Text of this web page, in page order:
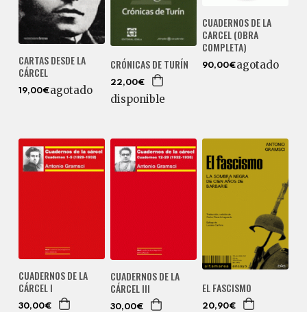
CARTAS DESDE LA
CÁRCEL
19,00€agotado
CRÓNICAS DE TURÍN
22,00€
disponible
CUADERNOS DE LA
CARCEL (OBRA
COMPLETA)
90,00€agotado
CUADERNOS DE LA
CÁRCEL I
30,00€
CUADERNOS DE LA
CÁRCEL III
30,00€
EL FASCISMO
20,90€